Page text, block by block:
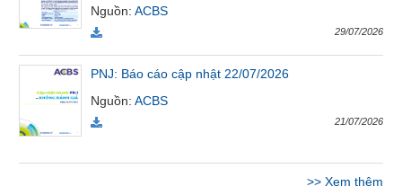
Nguồn:ACBS
29/07/2026
PNJ: Báo cáo cập nhật 22/07/2026
Nguồn:ACBS
21/07/2026
>> Xem thêm
Báo
phân
(-)